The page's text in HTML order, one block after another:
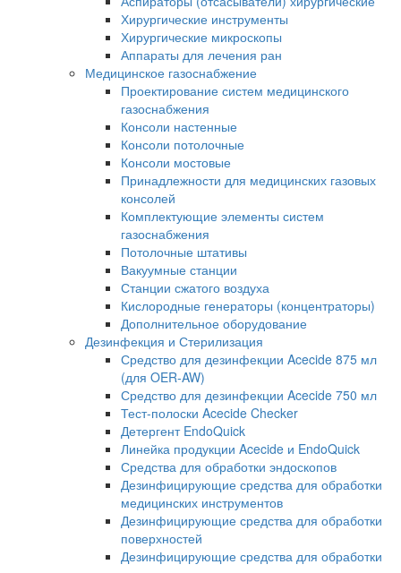
Хирургические инструменты
Хирургические микроскопы
Аппараты для лечения ран
Медицинское газоснабжение
Проектирование систем медицинского
газоснабжения
Консоли настенные
Консоли потолочные
Консоли мостовые
Принадлежности для медицинских газовых
консолей
Комплектующие элементы систем
газоснабжения
Потолочные штативы
Вакуумные станции
Станции сжатого воздуха
Кислородные генераторы (концентраторы)
Дополнительное оборудование
Дезинфекция и Стерилизация
Средство для дезинфекции Acecide 875 мл
(для OER-AW)
Средство для дезинфекции Acecide 750 мл
Тест-полоски Acecide Checker
Детергент EndoQuick
Линейка продукции Acecide и EndoQuick
Средства для обработки эндоскопов
Дезинфицирующие средства для обработки
медицинских инструментов
Дезинфицирующие средства для обработки
поверхностей
Дезинфицирующие средства для обработки